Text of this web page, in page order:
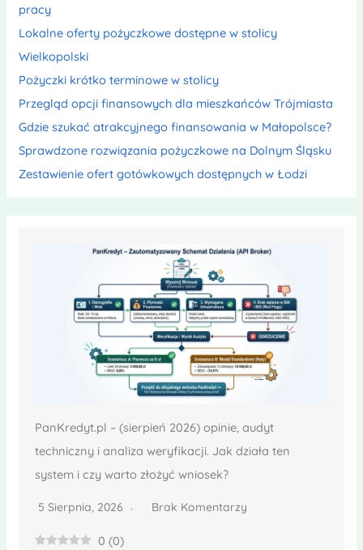
pracy
Lokalne oferty pożyczkowe dostępne w stolicy
Wielkopolski
Pożyczki krótko terminowe w stolicy
Przegląd opcji finansowych dla mieszkańców Trójmiasta
Gdzie szukać atrakcyjnego finansowania w Małopolsce?
Sprawdzone rozwiązania pożyczkowe na Dolnym Śląsku
Zestawienie ofert gotówkowych dostępnych w Łodzi
PanKredyt.pl – (sierpień 2026) opinie, audyt
techniczny i analiza weryfikacji. Jak działa ten
system i czy warto złożyć wniosek?
5 Sierpnia, 2026 Brak Komentarzy
0 (0)